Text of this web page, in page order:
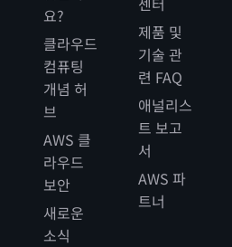
요?
클라우드
컴퓨팅
개념 허
브
AWS 클
라우드
보안
새로운
소식
제품 및
기술 관
련 FAQ
애널리스
트 보고
서
AWS 파
트너